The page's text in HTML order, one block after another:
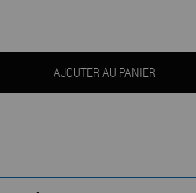
AJOUTER AU PANIER